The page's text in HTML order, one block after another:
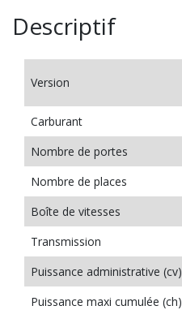
Descriptif
Version
Carburant
Nombre de portes
Nombre de places
Boîte de vitesses
Transmission
Puissance administrative (cv)
Puissance maxi cumulée (ch)